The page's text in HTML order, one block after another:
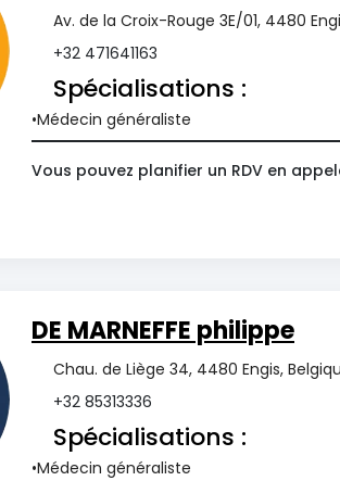
Av. de la Croix-Rouge 3E/01, 4480
+32 471641163
Spécialisations :
Médecin généraliste
Vous pouvez planifier un RDV en
DE MARNEFFE philippe
Chau. de Liège 34, 4480 Engis,
+32 85313336
Spécialisations :
Médecin généraliste